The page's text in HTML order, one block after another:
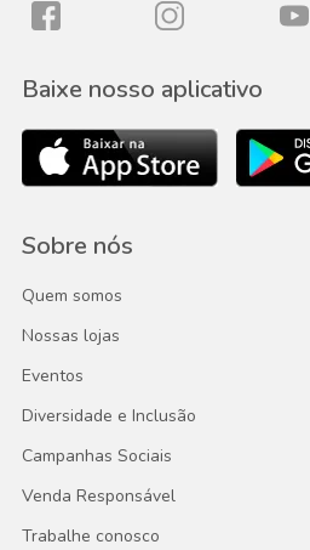
Sobre nós
Quem somos
Nossas lojas
Eventos
Diversidade e Inclusão
Campanhas Sociais
Venda Responsável
Trabalhe conosco
Baixe nosso aplicativo